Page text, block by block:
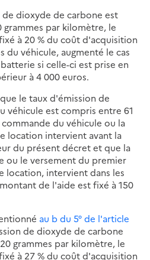
de dioxyde de carbone est
par kilomètre, le
à 20 % du coût d'acquisition
du véhicule, augmenté le cas
si celle-ci est prise en
à 4 000 euros.
le taux d'émission de
véhicule est compris entre 61
du véhicule ou la
location intervient avant la
du présent décret et que la
ou le versement du premier
location, intervient dans les
de l'aide est fixé à 150
au b du 5° de l'article
de dioxyde de carbone
grammes par kilomètre, le
à 27 % du coût d'acquisition